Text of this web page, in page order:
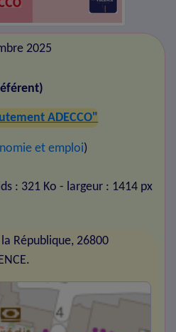
2025
ADECCO"
et emploi)
: 321 Ko - largeur : 1414 px
République, 26800